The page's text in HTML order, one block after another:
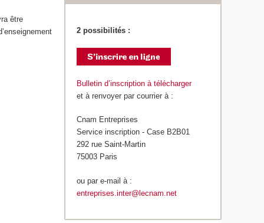
être
2 possibilités :
Bulletin d’inscription à télécharger
et à renvoyer par courrier à :
Cnam Entreprises
Service inscription - Case B2B01
292 rue Saint-Martin
75003 Paris
ou par e-mail à :
entreprises.inter@lecnam.net